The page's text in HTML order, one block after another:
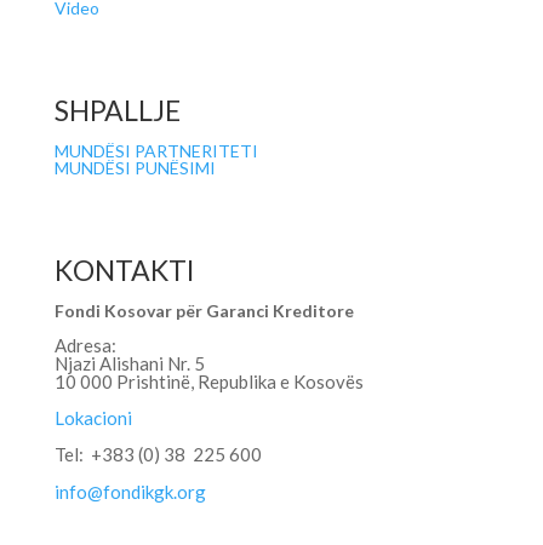
Video
SHPALLJE
MUNDËSI PARTNERITETI
MUNDËSI PUNËSIMI
KONTAKTI
Fondi Kosovar për Garanci Kreditore
Adresa:
Njazi Alishani Nr. 5
10 000 Prishtinë, Republika e Kosovës
Lokacioni
Tel: +383 (0) 38 225 600
info@fondikgk.org